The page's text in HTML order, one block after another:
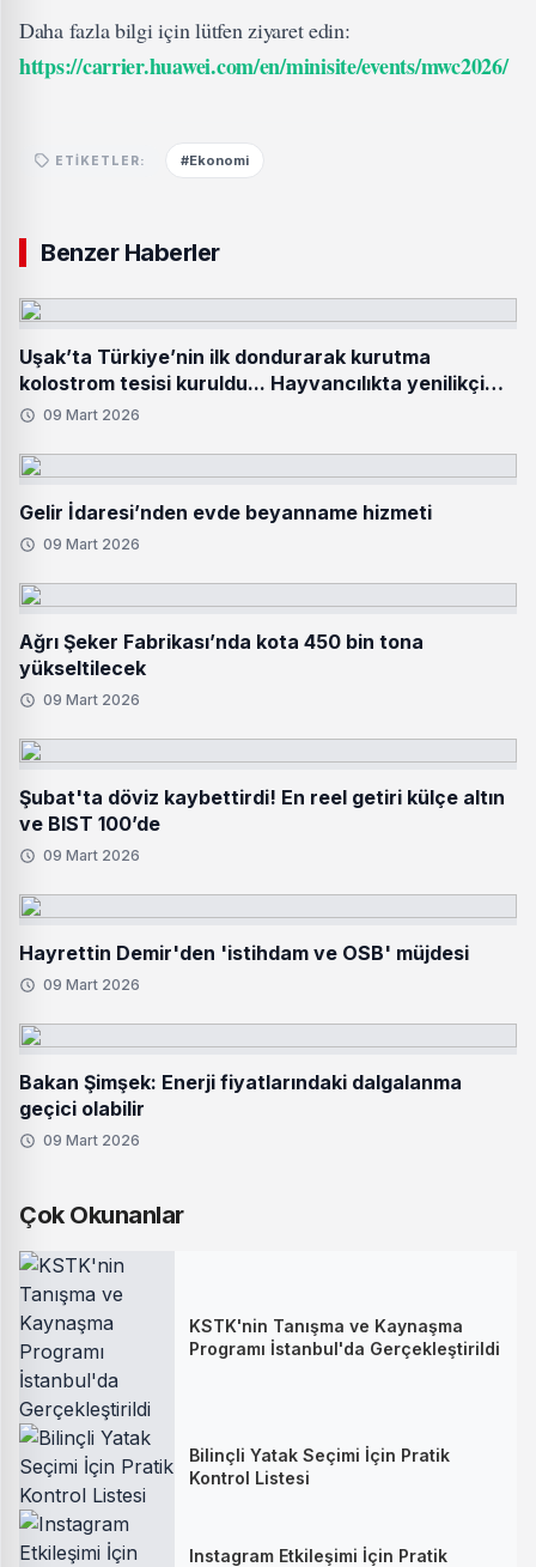
Daha fazla bilgi için lütfen ziyaret edin:
https://carrier.huawei.com/en/minisite/events/mwc2026/
ETIKETLER: #Ekonomi
Benzer Haberler
Uşak’ta Türkiye’nin ilk dondurarak kurutma
kolostrom tesisi kuruldu... Hayvancılıkta yenilikçi
adım hayata geçti
09 Mart 2026
Gelir İdaresi’nden evde beyanname hizmeti
09 Mart 2026
Ağrı Şeker Fabrikası’nda kota 450 bin tona
yükseltilecek
09 Mart 2026
Şubat'ta döviz kaybettirdi! En reel getiri külçe altın
ve BIST 100’de
09 Mart 2026
Hayrettin Demir'den 'istihdam ve OSB' müjdesi
09 Mart 2026
Bakan Şimşek: Enerji fiyatlarındaki dalgalanma
geçici olabilir
09 Mart 2026
Çok Okunanlar
KSTK'nin Tanışma ve Kaynaşma
Programı İstanbul'da Gerçekleştirildi
Bilinçli Yatak Seçimi İçin Pratik
Kontrol Listesi
Instagram Etkileşimi İçin Pratik